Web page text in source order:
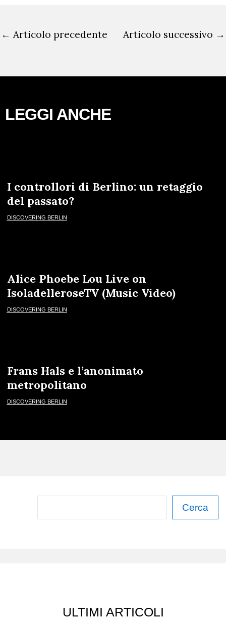
← Articolo precedente Articolo successivo →
LEGGI ANCHE
I controllori di Berlino: un retaggio
del passato?
DISCOVERING BERLIN
Alice Phoebe Lou Live on
IsoladelleroseTV (Music Video)
DISCOVERING BERLIN
Frans Hals e l’anonimato
metropolitano
DISCOVERING BERLIN
Cerca
ULTIMI ARTICOLI